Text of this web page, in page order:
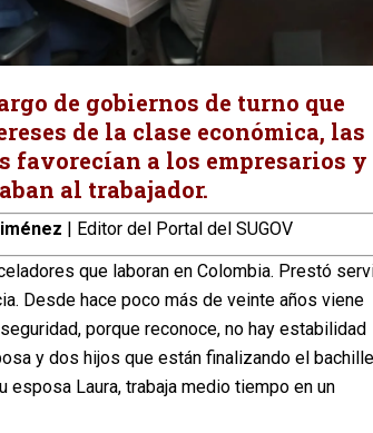
de gobiernos de turno que
de la clase económica, las
favorecían a los empresarios y
al trabajador.
| Editor del Portal del SUGOV
que laboran en Colombia. Prestó
Desde hace poco más de veinte años viene
porque reconoce, no hay estabilidad
y dos hijos que están finalizando el
esposa Laura, trabaja medio tiempo en un